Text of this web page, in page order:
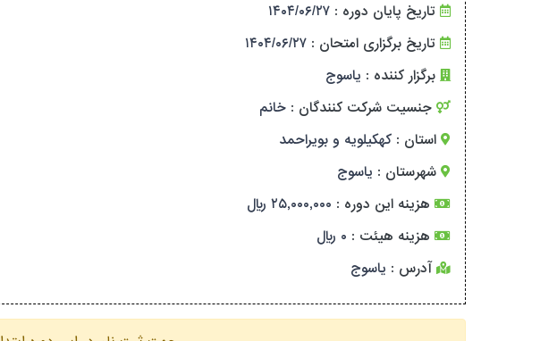
تاریخ پایان دوره : ۱۴۰۴/۰۶/۲۷
تاریخ برگزاری امتحان : ۱۴۰۴/۰۶/۲۷
برگزار کننده : یاسوج
جنسیت شرکت کنندگان : خانم
استان : کهکیلویه و بویراحمد
شهرستان : یاسوج
هزینه این دوره : ۲۵,۰۰۰,۰۰۰ ریال
هزینه هیئت : ۰ ریال
آدرس : یاسوج